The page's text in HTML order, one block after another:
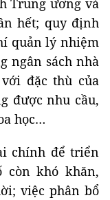
Trung ương và
hết; quy định
quản lý nhiệm
ngân sách nhà
đặc thù của
được nhu cầu,
học…
chính để triển
còn khó khăn,
việc phân bổ